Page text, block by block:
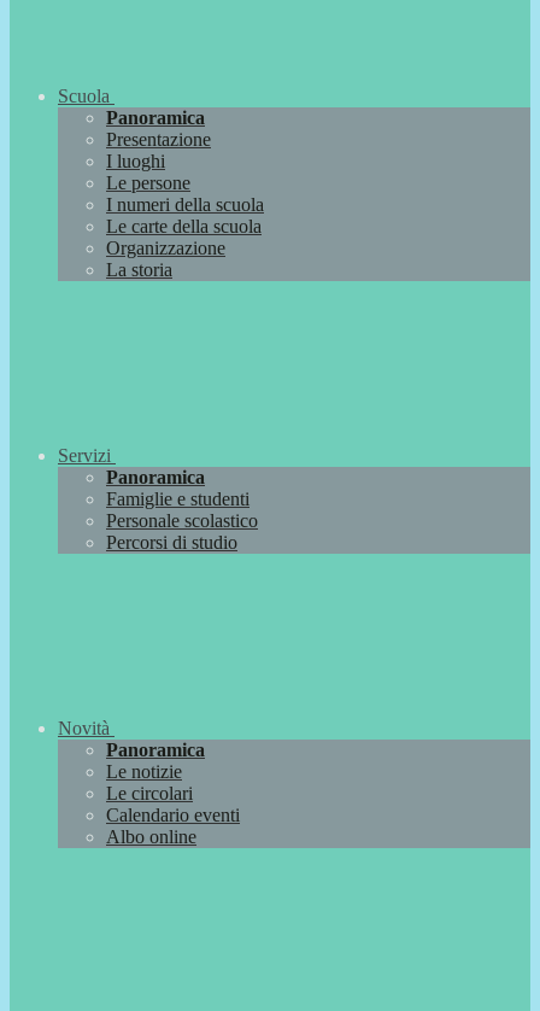
Scuola
Panoramica
Presentazione
I luoghi
Le persone
I numeri della scuola
Le carte della scuola
Organizzazione
La storia
Servizi
Panoramica
Famiglie e studenti
Personale scolastico
Percorsi di studio
Novità
Panoramica
Le notizie
Le circolari
Calendario eventi
Albo online